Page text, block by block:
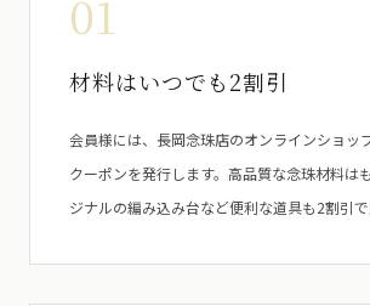
01
材料はいつでも2割引
会員様には、長岡念珠店のオンラインショッ
クーポンを発行します。高品質な念珠材料は
ジナルの編み込み台など便利な道具も2割引で